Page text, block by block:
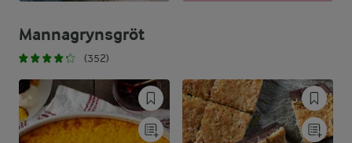
Mannagrynsgröt
(352)